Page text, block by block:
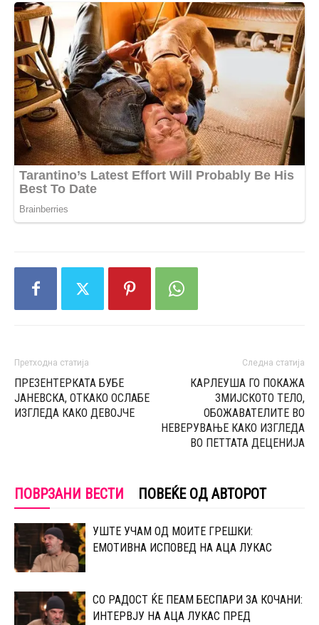
Претходна статија
ПРЕЗЕНТЕРКАТА БУБЕ
ЈАНЕВСКА, ОТКАКО ОСЛАБЕ
ИЗГЛЕДА КАКО ДЕВОЈЧЕ
Следна статија
КАРЛЕУША ГО ПОКАЖА
ЗМИЈСКОТО ТЕЛО,
ОБОЖАВАТЕЛИТЕ ВО
НЕВЕРУВАЊЕ КАКО ИЗГЛЕДА
ВО ПЕТТАТА ДЕЦЕНИЈА
ПОВРЗАНИ ВЕСТИ ПОВЕЌЕ ОД АВТОРОТ
УШТЕ УЧАМ ОД МОИТЕ ГРЕШКИ:
ЕМОТИВНА ИСПОВЕД НА АЦА ЛУКАС
СО РАДОСТ ЌЕ ПЕАМ БЕСПАРИ ЗА КОЧАНИ:
ИНТЕРВЈУ НА АЦА ЛУКАС ПРЕД